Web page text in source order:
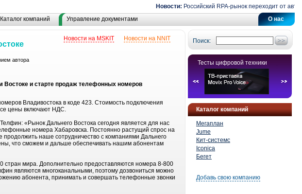
Новости: Российский RPA-рынок переходит от
О нас
Каталог компаний Управление документами
Поиск:
Тесты цифровой техники
Каталог компаний
Мегаплан
Jume
Кит-системс
Iconica
Бегет
Добавь свою компанию
Новости на NNIT
Новости на MSKIT
автора
Востоке и старте продаж телефонных номеров
Владивостока в коде 423. Стоимость подключения
цены включают НДС.
«Рынок Дальнего Востока сегодня является для нас
номера Хабаровска. Постоянно растущий спрос на
наше сотрудничество с компаниями Дальнего
что сможем и дальше обеспечивать нашим абонентам
стран мира. Дополнительно предоставляются номера 8-800
являются многоканальными, поэтому дозвониться можно
абонента, принимать и совершать телефонные звонки